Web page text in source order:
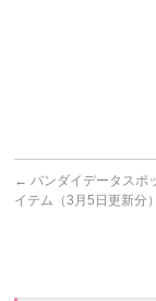
← バンダイデータスポ
イテム（3月5日更新分）